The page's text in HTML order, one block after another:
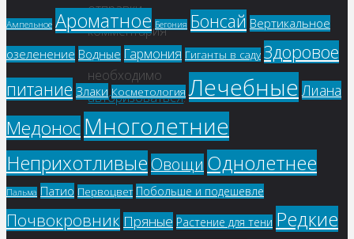
отправки
комментария
вам
необходимо
авторизоваться.
Ампельное Ароматное Бегония Бонсай Вертикальное
озеленение Водные Гармония Гиганты в саду Здоровое
питание Злаки Косметология Лечебные Лиана
МедоносМноголетние
Неприхотливые Овощи Однолетнее
Пальма Патио Первоцвет Побольше и подешевле
Почвокровник Пряные Растение для тени Редкие